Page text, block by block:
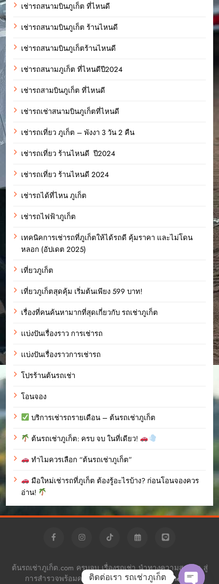
เช่ารถสนามบินภูเก็ต ที่ไหนดี
เช่ารถสนามบินภูเก็ต ร้านไหนดี
เช่ารถสนามบินภูเก็ตร้านไหนดี
เช่ารถสนามภูเก็ต ที่ไหนดีปี2024
เช่ารถสามบินภูเก็ต ที่ไหนดี
เช่ารถเช่าสนามบินภูเก็ตที่ไหนดี
เช่ารถเที่ยว ภูเก็ต – พังงา 3 วัน 2 คืน
เช่ารถเที่ยว ร้านไหนดี ปี2024
เช่ารถเที่ยว ร้านไหนดี 2024
เช่ารถได้ที่ไหน ภูเก็ต
เช่ารถไฟฟ้าภูเก็ต
เทคนิคการเช่ารถที่ภูเก็ตให้ได้รถดี คุ้มราคา และไม่โดน
หลอก (อัปเดต 2025)
เที่ยวภูเก็ต
เที่ยวภูเก็ตสุดคุ้ม เริ่มต้นเพียง 599 บาท!
เรื่องที่คนค้นหามากที่สุดเกี่ยวกับ รถเช่าภูเก็ต
เเบ่งปันเรื่องราว การเช่ารถ
เเบ่งปันเรื่องราวการเช่ารถ
โปรร้านต้นรถเช่า
โอนจอง
บริการเช่ารถรายเดือน – ต้นรถเช่าภูเก็ต
ต้นรถเช่าภูเก็ต: ครบ จบ ในที่เดียว!
ทำไมควรเลือก “ต้นรถเช่าภูเก็ต”
มือใหม่เช่ารถที่ภูเก็ต ต้องรู้อะไรบ้าง? ก่อนโอนจองควร
อ่าน!
ต้นรถเช่าภูเก็ต.com ครบจบ เรื่องรถเช่า นำทางความสะดวก สู่
การสำรวจพร้อมความอิสระ Powered ByBlazeThemes.
ติดต่อเรา รถเช่าภูเก็ต